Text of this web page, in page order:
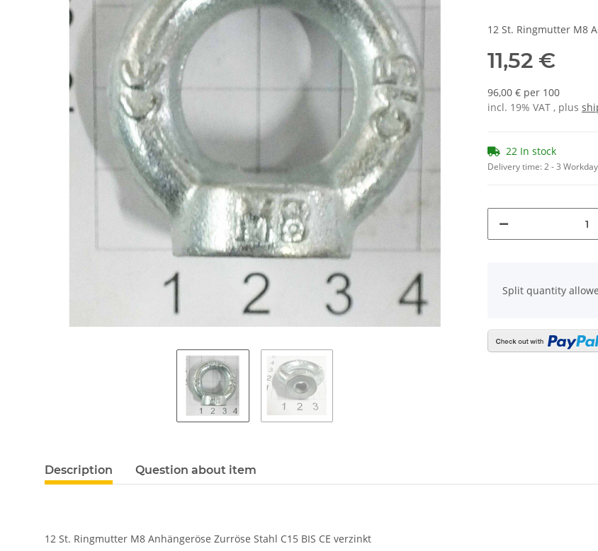
12 St. Ringmutter M8
11,52 €
96,00 € per 100
incl. 19% VAT , plus
22 In stock
Delivery time:2 - 3
Split quantity
Description Question about item
12 St. Ringmutter M8 Anhängeröse Zurröse Stahl C15 BIS CE verzinkt